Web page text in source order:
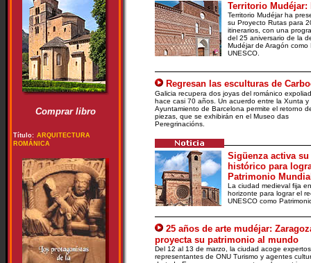
Comprar libro
Título: ARQUITECTURA
ROMÁNICA
Territorio Mudéjar:
Territorio Mudéjar ha
su Proyecto Rutas para
itinerarios, con una
del 25 aniversario de la
Mudéjar de Aragón
UNESCO.
Regresan las esculturas de
Galicia recupera dos joyas del románico
hace casi 70 años. Un acuerdo entre la Xunta y
Ayuntamiento de Barcelona permite el retorno
piezas, que se exhibirán en el Museo das
Peregrinacións.
Sigüenza activa
histórico para
Patrimonio
La ciudad medieval fija
horizonte para lograr el
UNESCO como
25 años de arte mudéjar:
proyecta su patrimonio al mundo
Del 12 al 13 de marzo, la ciudad acoge
representantes de ONU Turismo y agentes